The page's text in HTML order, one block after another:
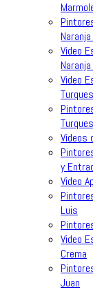
Video
Video
Videos
y
Video
Luis
Video
Crema
Juan